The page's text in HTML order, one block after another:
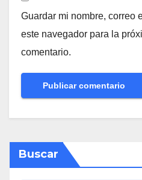
Guardar mi nombre, correo
este navegador para la
comentario.
Buscar